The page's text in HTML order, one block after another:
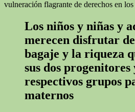
vulneración flagrante de derechos en los
Los niños y niñas y
merecen disfrutar
bagaje y la riqueza
sus dos progenitores
respectivos grupos
maternos